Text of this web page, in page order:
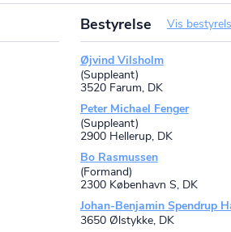
Bestyrelse Vis
Øjvind Vilsholm
(Suppleant)
3520 Farum, DK
Peter Michael Fenger
(Suppleant)
2900 Hellerup, DK
Bo Rasmussen
(Formand)
2300 København S, DK
Johan-Benjamin Spendrup
3650 Ølstykke, DK